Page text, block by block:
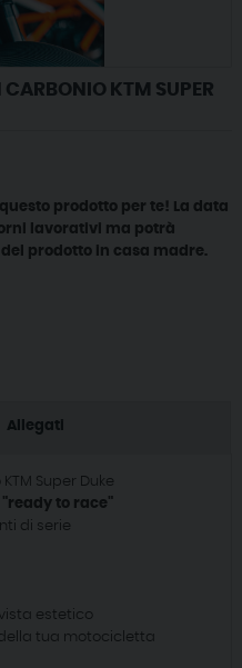
CARBONIO KTM SUPER
prodotto per te! La data
lavorativi ma potrà
prodotto in casa madre.
Allegati
Super Duke
to race"
di serie
estetico
tua motocicletta